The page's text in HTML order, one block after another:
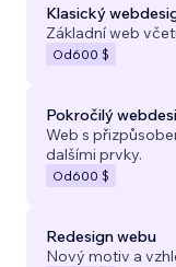
Klasický
Základní web
Od600 $
Pokročilý
Web s
dalšími prvky.
Od600 $
Redesign webu
Nový motiv a